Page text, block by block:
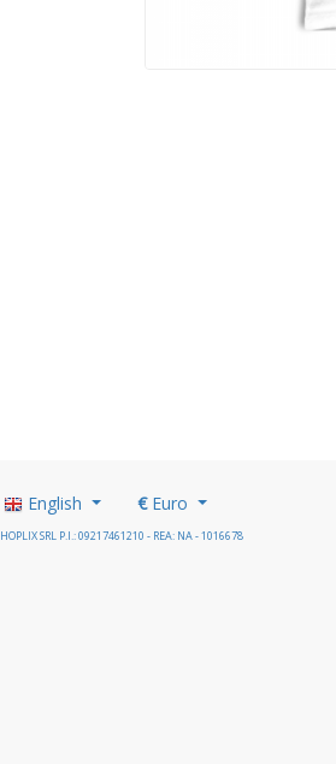
English €Euro
HOPLIX SRL P.I.: 09217461210 - REA: NA - 1016678